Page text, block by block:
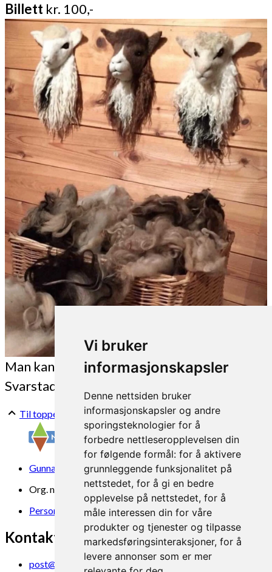
Vi bruker
informasjonskapsler
Denne nettsiden bruker
informasjonskapsler og andre
sporingsteknologier for å
forbedre nettleseropplevelsen din
for følgende formål: for å aktivere
grunnleggende funksjonalitet på
nettstedet, for å gi en bedre
opplevelse på nettstedet, for å
måle interessen din for våre
produkter og tjenester og tilpasse
markedsføringsinteraksjoner, for å
levere annonser som er mer
Billett kr. 100,-
Man kan lage mye av ull! (Foto: Karin Flatøy
Svarstad)
Til toppen
Gunnars veg 6, 6630 Tingvoll
Org. nr. 969 840 383
Personvern
Kontakt oss
post@norsok.no